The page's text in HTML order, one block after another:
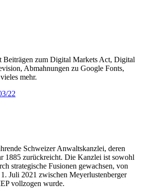
zum Digital Markets Act, Digital
Abmahnungen zu Google Fonts,
mehr.
22
Schweizer Anwaltskanzlei, deren
1885 zurückreicht. Die Kanzlei ist sowohl
strategische Fusionen gewachsen, von
Juli 2021 zwischen Meyerlustenberger
vollzogen wurde.